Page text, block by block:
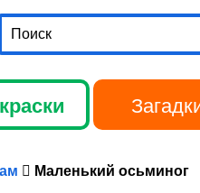
Поиск
Маленький осьминог